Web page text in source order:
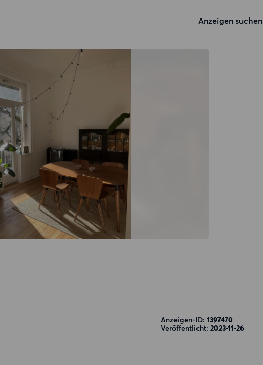
Anzeigen suchen
Anzeigen-ID: 1397470
Veröffentlicht: 2023-11-26